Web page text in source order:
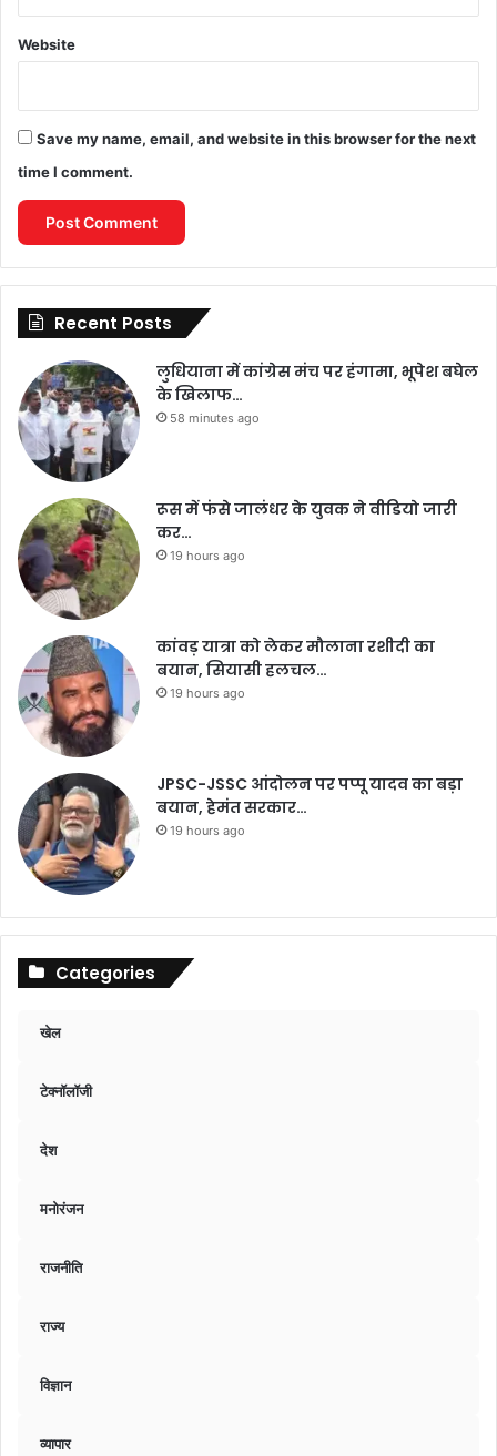
Website
Save my name, email, and website in this browser for the next
time I comment.
Recent Posts
लुधियाना में कांग्रेस मंच पर हंगामा, भूपेश बघेल
के खिलाफ…
58 minutes ago
रूस में फंसे जालंधर के युवक ने वीडियो जारी
कर…
19 hours ago
कांवड़ यात्रा को लेकर मौलाना रशीदी का
बयान, सियासी हलचल…
19 hours ago
JPSC-JSSC आंदोलन पर पप्पू यादव का बड़ा
बयान, हेमंत सरकार…
19 hours ago
Categories
खेल
टेक्नॉलॉजी
देश
मनोरंजन
राजनीति
राज्य
विज्ञान
व्यापार